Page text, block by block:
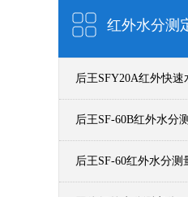
红外水分测
后王SFY20A红外快速
后王SF-60B红外水分
后王SF-60红外水分测